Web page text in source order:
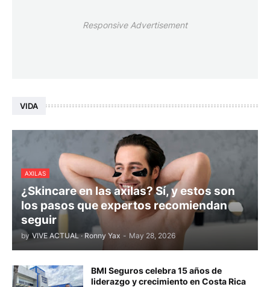
Responsive Advertisement
VIDA
AXILAS
¿Skincare en las axilas? Sí, y estos son
los pasos que expertos recomiendan
seguir
by VIVE ACTUAL · Ronny Yax - May 28, 2026
BMI Seguros celebra 15 años de
liderazgo y crecimiento en Costa Rica